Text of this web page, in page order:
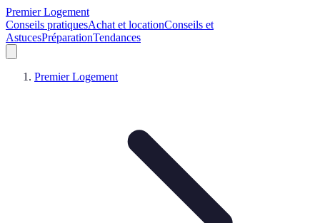
Premier Logement
Conseils pratiquesAchat et locationConseils et
AstucesPréparationTendances
Premier Logement